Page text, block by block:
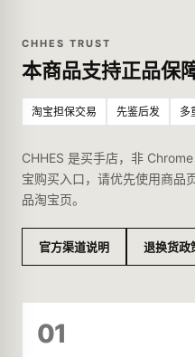
CHHES TRUST
本商品支持正品保
淘宝担保交易 先鉴后发 多
CHHES 是买手店，非
宝购买入口，请优先使用商品
品淘宝页。
官方渠道说明 退换货政
01